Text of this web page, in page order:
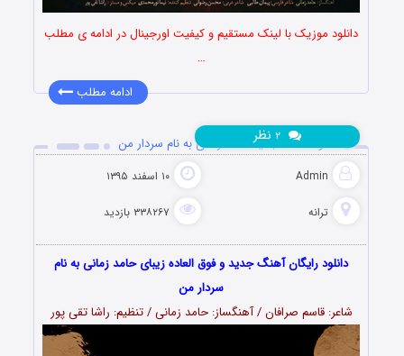
دانلود موزیک با لینک مستقیم و کیفیت اورجینال در ادامه ی مطلب
…
ادامه مطلب
دانلود آهنگ جدید حامد زمانی به نام سردار من
Admin ۱۰ اسفند ۱۳۹۵
ترانه ۳۳۸۲۶۷ بازدید
۲ نظر
دانلود رایگان آهنگ جدید و فوق العاده زیبای حامد زمانی به نام
سردار من
شاعر: قاسم صرافان / آهنگساز: حامد زمانی / تنظیم: راشا تقی پور